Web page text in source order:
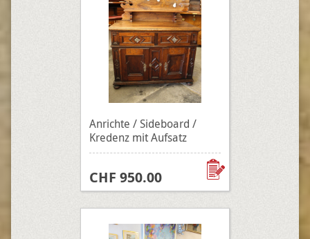
Anrichte / Sideboard /
Kredenz mit Aufsatz
CHF 950.00